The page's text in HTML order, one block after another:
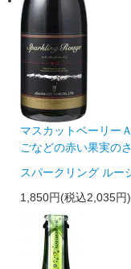
マスカットベーリー
ごなどの赤い果実の
スパークリング ルー
1,850円(税込2,035円)